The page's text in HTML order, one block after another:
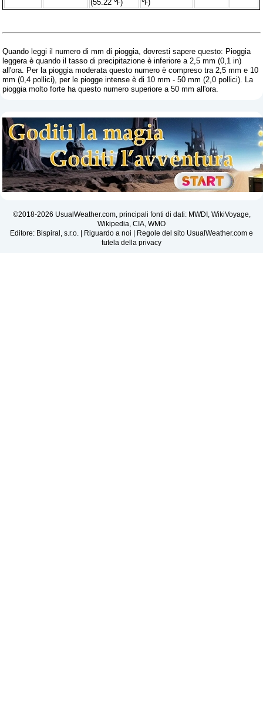
(55.22 ℉)
℉)
Quando leggi il numero di mm di pioggia, dovresti sapere questo: Pioggia
leggera è quando il tasso di precipitazione è inferiore a 2,5 mm (0,1 in)
all'ora. Per la pioggia moderata questo numero è compreso tra 2,5 mm e 10
mm (0,4 pollici), per le piogge intense è di 10 mm - 50 mm (2,0 pollici). La
pioggia molto forte ha questo numero superiore a 50 mm all'ora.
©2018-2026 UsualWeather.com, principali fonti di dati: MWDI, WikiVoyage,
Wikipedia, CIA, WMO
Editore: Bispiral, s.r.o. | Riguardo a noi | Regole del sito UsualWeather.com e
tutela della privacy